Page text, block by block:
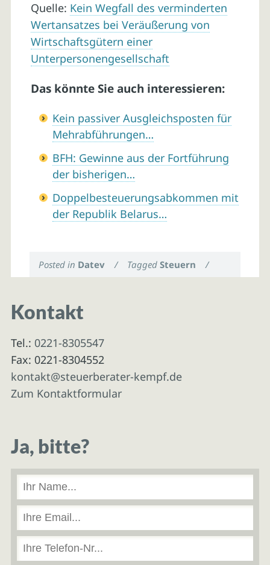
Quelle: Kein Wegfall des verminderten
Wertansatzes bei Veräußerung von
Wirtschaftsgütern einer
Unterpersonengesellschaft
Das könnte Sie auch interessieren:
Kein passiver Ausgleichsposten für
Mehrabführungen…
BFH: Gewinne aus der Fortführung
der bisherigen…
Doppelbesteuerungsabkommen mit
der Republik Belarus…
Posted in Datev / TaggedSteuern /
Kontakt
Tel.: 0221-8305547
Fax: 0221-8304552
kontakt@steuerberater-kempf.de
Zum Kontaktformular
Ja, bitte?